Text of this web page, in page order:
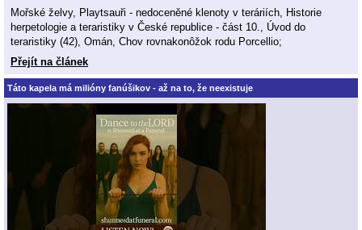
Mořské želvy, Playtsauři - nedoceněné klenoty v teráriích, Historie
herpetologie a teraristiky v České republice - část 10., Úvod do
teraristiky (42), Omán, Chov rovnakonôžok rodu Porcellio;
Přejít na článek
Táto kapela má milióny fanúšikov - až na to, že neexistuje